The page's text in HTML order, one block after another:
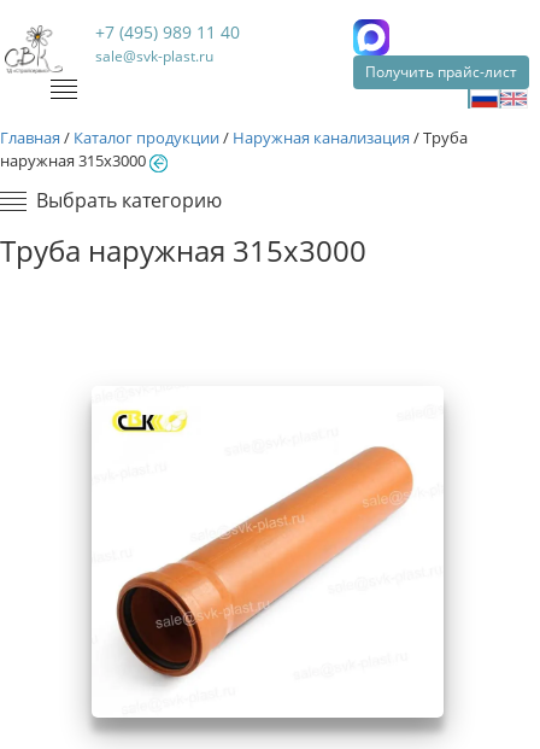
+7 (495) 989 11 40
sale@svk-plast.ru
Получить прайс-лист
Главная / Каталог продукции/ Наружная канализация /Труба
наружная 315х3000
Выбрать категорию
Труба наружная 315х3000